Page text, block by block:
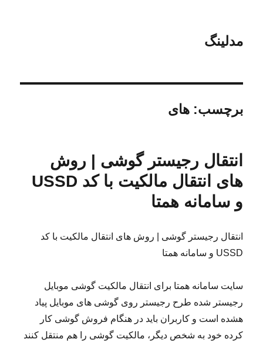
مدلینگ
برچسب:های
انتقال رجیستر گوشی | روش
های انتقال مالکیت با کد USSD
و سامانه همتا
انتقال رجیستر گوشی | روش های انتقال مالکیت با کد
USSD و سامانه همتا
سایت سامانه همتا برای انتقال مالکیت گوشی موبایل
رجیستر شده طرح رجیستر روی گوشی های موبایل پیاد
هشده است و کاربران باید در هنگام فروش گوشی کار
کرده خود به شخص دیگر، مالکیت گوشی را هم منتقل کنند